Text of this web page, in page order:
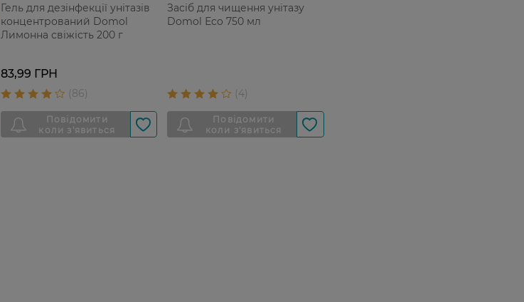
Гель для дезінфекції унітазів
концентрований Domol
Лимонна свіжість 200 г
83,99 ГРН
Засіб для чищення унітазу
Domol Еco 750 мл